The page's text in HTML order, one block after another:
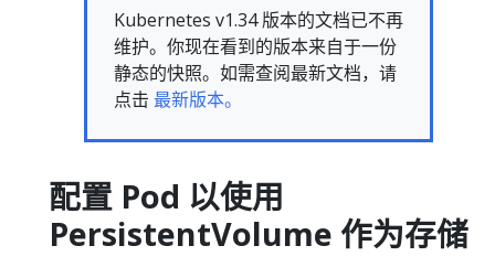
Kubernetes v1.34 版本的文档已不再
维护。你现在看到的版本来自于一份
静态的快照。如需查阅最新文档，请
点击 最新版本。
配置 Pod 以使用
PersistentVolume 作为存储